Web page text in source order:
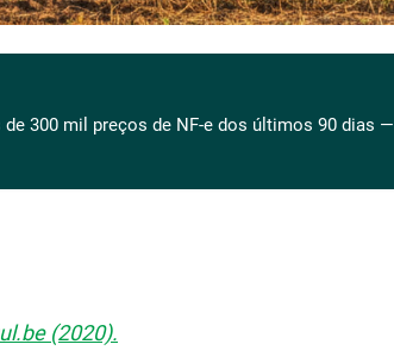
300 mil preços de NF-e dos últimos 90 dias —
(2020).